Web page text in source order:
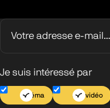
Je suis intéressé par
Cinéma Jeu vidéo